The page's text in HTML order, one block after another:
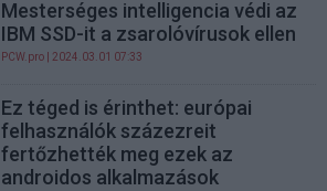
Mesterséges intelligencia védi az
IBM SSD-it a zsarolóvírusok ellen
PCW.pro | 2024.03.01 07:33
Ez téged is érinthet: európai
felhasználók százezreit
fertőzhették meg ezek az
androidos alkalmazások